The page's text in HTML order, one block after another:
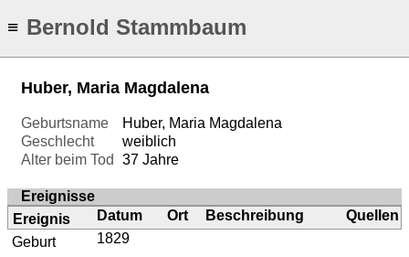
≡ Bernold Stammbaum
Huber, Maria Magdalena
Geburtsname
Huber, Maria Magdalena
Geschlecht
weiblich
Alter beim Tod
37 Jahre
Ereignisse
Ereignis
Datum Ort Beschreibung
Quellen
Geburt
1829